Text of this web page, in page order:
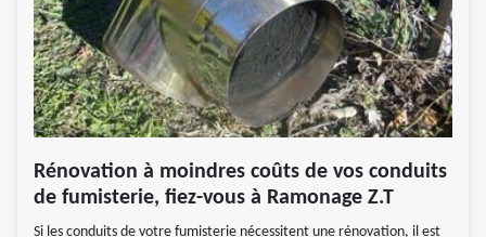
Rénovation à moindres coûts de vos conduits
de fumisterie, fiez-vous à Ramonage Z.T
Si les conduits de votre fumisterie nécessitent une rénovation, il est